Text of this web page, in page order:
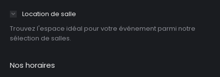
Location de salle
Trouvez l'espace idéal pour votre événement parmi notre
sélection de salles.
Nos horaires